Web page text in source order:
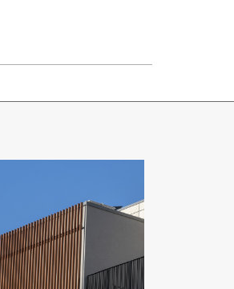
RESIDENZA A
MILANO VIA
VERONA